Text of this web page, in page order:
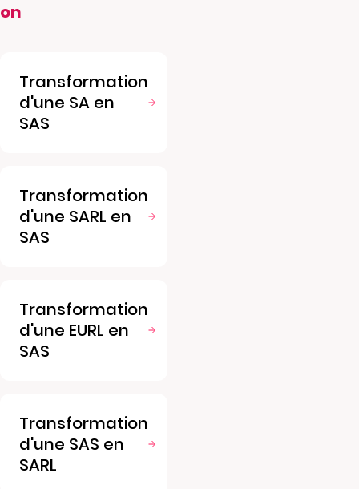
on
Transformation
d'une SA en
SAS
Transformation
d'une SARL en
SAS
Transformation
d'une EURL en
SAS
Transformation
d'une SAS en
SARL